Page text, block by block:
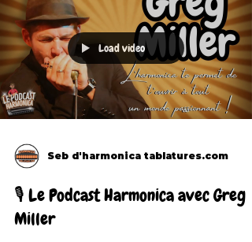
Load video
Seb d'harmonica tablatures.com
🎙 Le Podcast Harmonica avec Greg
Miller